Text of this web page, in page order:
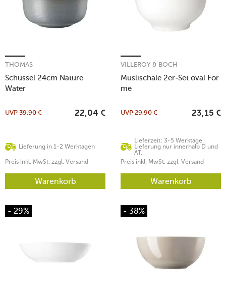
Schüssel 24cm Nature
Water
THOMAS
Lieferung in 1-2 Werktagen
UVP39,90 € 22,04 €
Preis inkl. MwSt. zzgl. Versand
Warenkorb
Müslischale 2er-Set oval For
me
VILLEROY & BOCH
Lieferzeit: 3-5 Werktage.
Lieferung nur innerhalb D und
AT.
UVP29,90 € 23,15 €
Preis inkl. MwSt. zzgl. Versand
Warenkorb
- 29% - 38%